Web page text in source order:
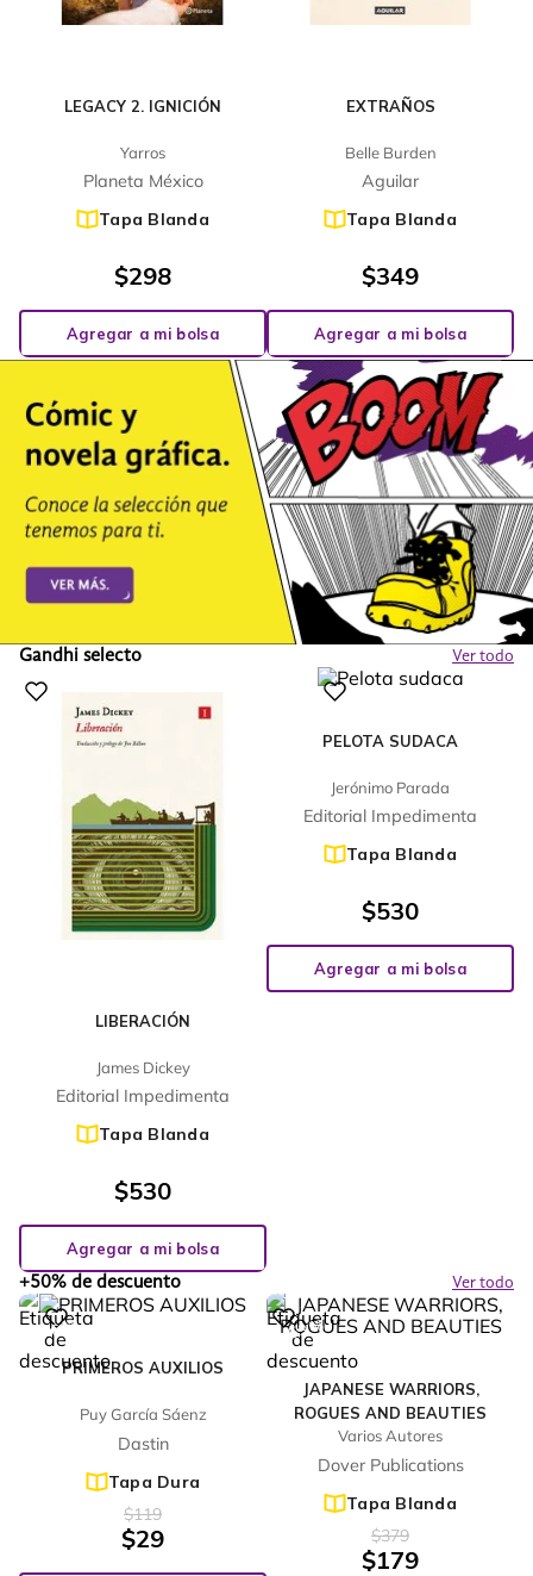
LEGACY 2. IGNICIÓN
Yarros
Planeta México
Tapa Blanda
$298
Agregar a mi bolsa
EXTRAÑOS
Belle Burden
Aguilar
Tapa Blanda
$349
Agregar a mi bolsa
Gandhi selecto Ver todo
LIBERACIÓN
James Dickey
Editorial Impedimenta
Tapa Blanda
$530
Agregar a mi bolsa
PELOTA SUDACA
Jerónimo Parada
Editorial Impedimenta
Tapa Blanda
$530
Agregar a mi bolsa
+50% de descuento Ver todo
PRIMEROS AUXILIOS
Puy García Sáenz
Dastin
Tapa Dura
76%
$119
$29
JAPANESE WARRIORS,
ROGUES AND BEAUTIES
Varios Autores
Dover Publications
Tapa Blanda
-53%
$379
$179